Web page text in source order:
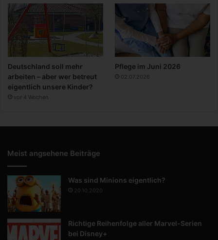
Deutschland soll mehr
arbeiten – aber wer betreut
eigentlich unsere Kinder?
vor 4 Wochen
Pflege im Juni 2026
02.07.2026
Meist angsehene Beiträge
Was sind Minions eigentlich?
20.10.2020
Richtige Reihenfolge aller Marvel-Serien
bei Disney+